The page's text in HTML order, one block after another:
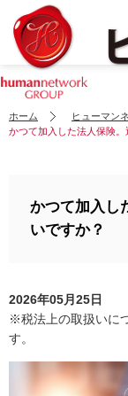
ホーム
ヒューマン
かつて加入した法人保険
かつて加入し
いですか？
2026年05月25日
※税法上の取扱いに
す。